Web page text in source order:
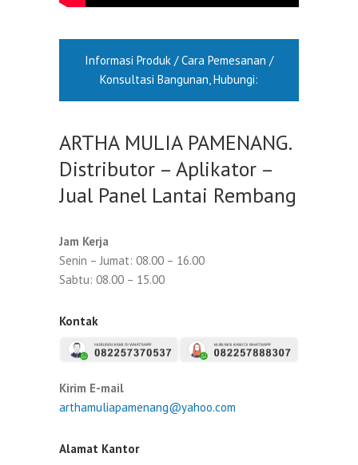
Informasi Produk / Cara Pemesanan /
Konsultasi Bangunan, Hubungi:
ARTHA MULIA PAMENANG.
Distributor – Aplikator –
Jual Panel Lantai Rembang
Jam Kerja
Senin – Jumat: 08.00 – 16.00
Sabtu: 08.00 – 15.00
Kontak
Kirim E-mail
arthamuliapamenang@yahoo.com
Alamat Kantor